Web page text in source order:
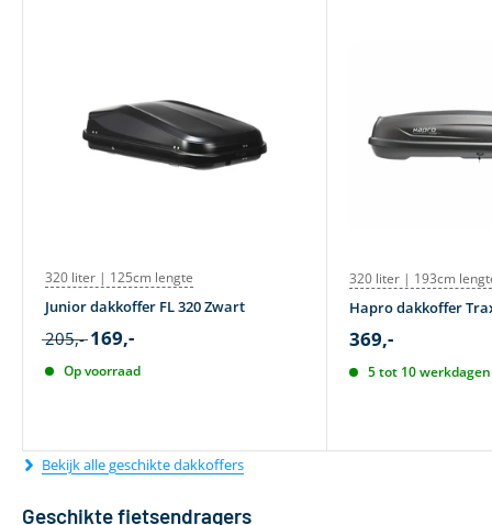
320 liter | 125cm lengte
Junior dakkoffer FL 320 Zwart
205,- 169,-
Op voorraad
320 liter | 193cm
Hapro dakkoffer
369,-
5 tot 10
Bekijk alle geschikte dakkoffers
Geschikte fietsendragers